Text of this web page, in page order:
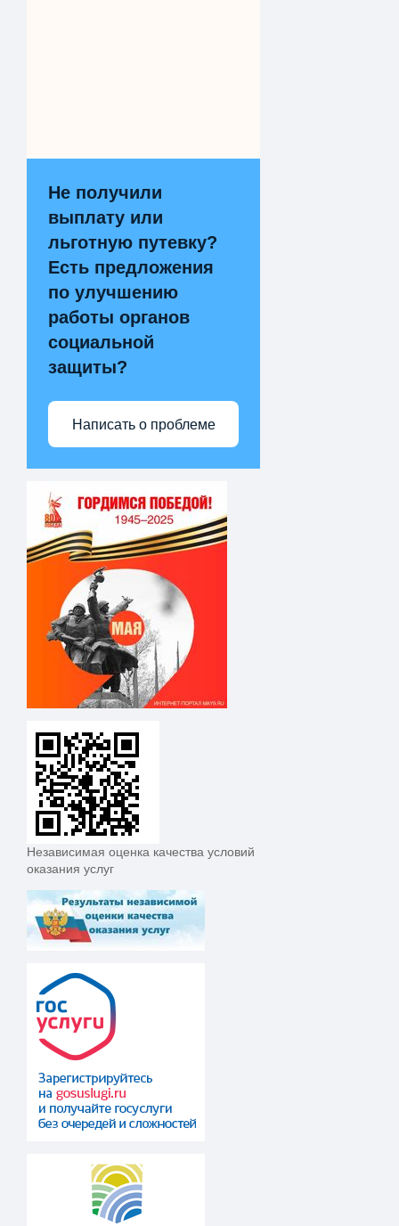
Не получили
выплату или
льготную путевку?
Есть предложения
по улучшению
работы органов
социальной
защиты?
Написать о проблеме
Независимая оценка качества условий
оказания услуг